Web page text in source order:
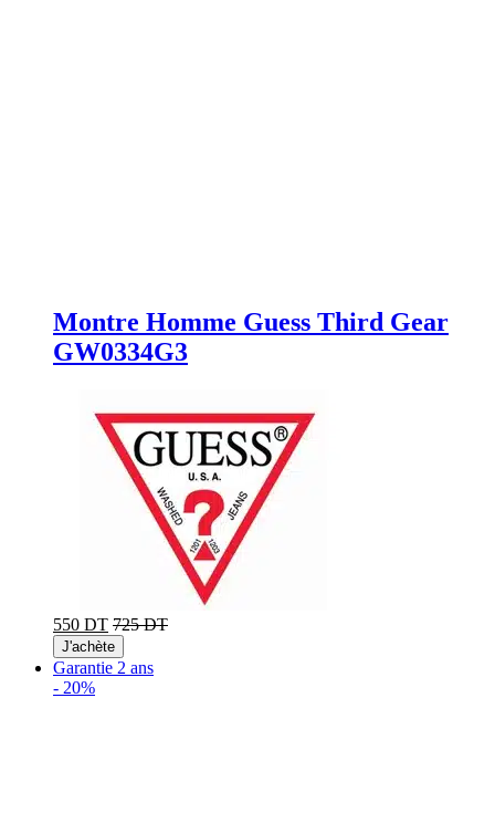
Montre Homme Guess Third Gear
GW0334G3
550 DT 725 DT
J'achète
Garantie 2 ans
- 20%